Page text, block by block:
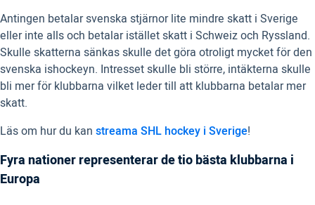
Antingen betalar svenska stjärnor lite mindre skatt i Sverige
eller inte alls och betalar istället skatt i Schweiz och Ryssland.
Skulle skatterna sänkas skulle det göra otroligt mycket för den
svenska ishockeyn. Intresset skulle bli större, intäkterna skulle
bli mer för klubbarna vilket leder till att klubbarna betalar mer
skatt.
Läs om hur du kan streama SHL hockey i Sverige!
Fyra nationer representerar de tio bästa klubbarna i
Europa